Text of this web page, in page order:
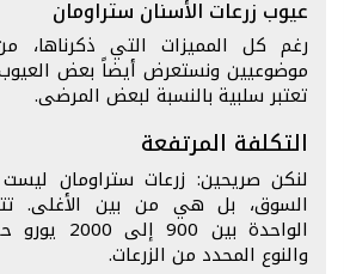
عيوب زرعات الأسنان ستراومان
رغم كل المميزات التي ذكرناها،
موضوعيين ونستعرض أيضاً بعض
تعتبر سلبية بالنسبة لبعض المرضى.
التكلفة المرتفعة
لنكن صريحين: زرعات ستراومان
السوق، بل هي من بين الأغلى.
الواحدة
والنوع المحدد من الزرعات.